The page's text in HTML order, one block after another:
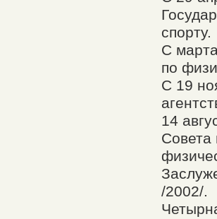
спорту.
С
по
С 19
14
Совета
/2002/.